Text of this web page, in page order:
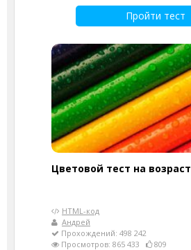
Пройти тест
Цветовой тест на возраст
HTML-код
Андрей
Прохождений: 498 242
Просмотров: 865 433
809